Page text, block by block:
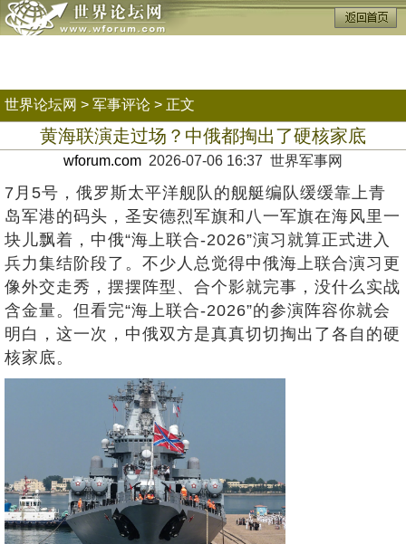
世界论坛网 > 军事评论 > 正文
黄海联演走过场？中俄都掏出了硬核家底
wforum.com 2026-07-06 16:37 世界军事网
7月5号，俄罗斯太平洋舰队的舰艇编队缓缓靠上青
岛军港的码头，圣安德烈军旗和八一军旗在海风里一
块儿飘着，中俄“海上联合-2026”演习就算正式进入
兵力集结阶段了。不少人总觉得中俄海上联合演习更
像外交走秀，摆摆阵型、合个影就完事，没什么实战
含金量。但看完“海上联合-2026”的参演阵容你就会
明白，这一次，中俄双方是真真切切掏出了各自的硬
核家底。